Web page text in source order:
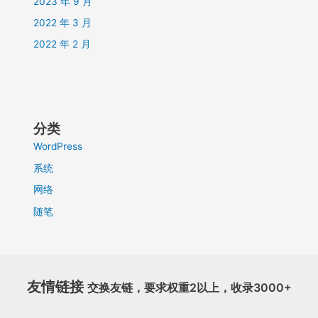
2022 年 3 月
2022 年 2 月
分类
WordPress
系统
网络
随笔
友情链接 交换友链，要求权重2以上，收录3000+